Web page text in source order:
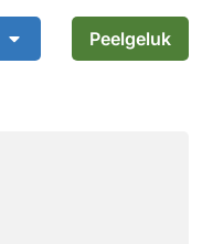
Peelgeluk